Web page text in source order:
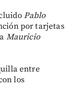
Pablo
por tarjetas
Mauricio
entre
los